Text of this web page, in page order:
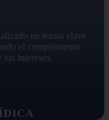
en temas clave
el cumplimiento
intereses.